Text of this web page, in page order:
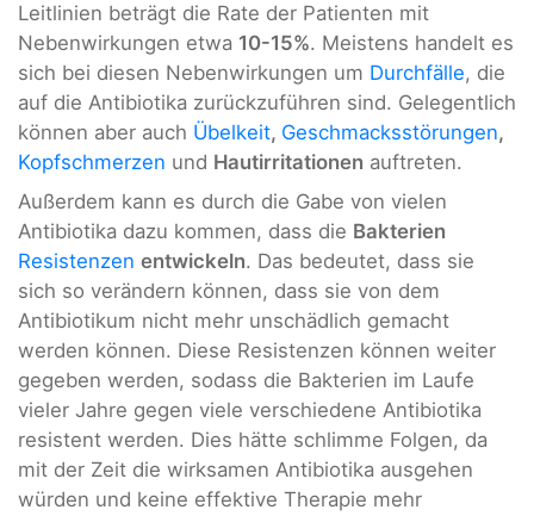
Leitlinien beträgt die Rate der Patienten mit
Nebenwirkungen etwa 10-15%. Meistens handelt es
sich bei diesen Nebenwirkungen um Durchfälle, die
auf die Antibiotika zurückzuführen sind. Gelegentlich
können aber auch Übelkeit, Geschmacksstörungen,
Kopfschmerzen und Hautirritationen auftreten.
Außerdem kann es durch die Gabe von vielen
Antibiotika dazu kommen, dass die Bakterien
Resistenzen entwickeln. Das bedeutet, dass sie
sich so verändern können, dass sie von dem
Antibiotikum nicht mehr unschädlich gemacht
werden können. Diese Resistenzen können weiter
gegeben werden, sodass die Bakterien im Laufe
vieler Jahre gegen viele verschiedene Antibiotika
resistent werden. Dies hätte schlimme Folgen, da
mit der Zeit die wirksamen Antibiotika ausgehen
würden und keine effektive Therapie mehr